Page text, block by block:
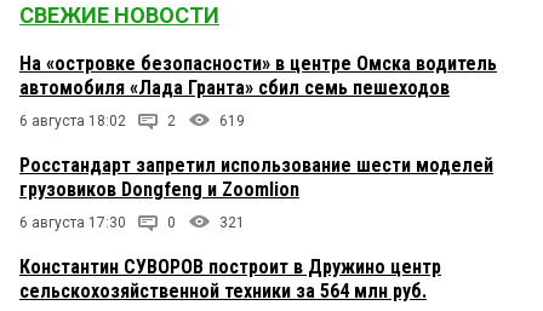
СВЕЖИЕ НОВОСТИ
На «островке безопасности» в центре Омска водитель
автомобиля «Лада Гранта» сбил семь пешеходов
6 августа 18:02 2 619
Росстандарт запретил использование шести моделей
грузовиков Dongfeng и Zoomlion
6 августа 17:30 0 321
Константин СУВОРОВ построит в Дружино центр
сельскохозяйственной техники за 564 млн руб.